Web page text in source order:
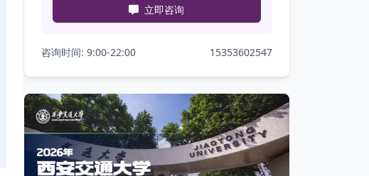
立即咨询
咨询时间: 9:00-22:00 15353602547